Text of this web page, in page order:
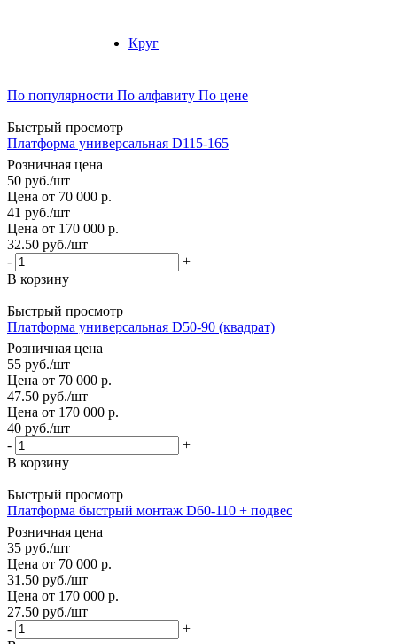
Круг
По популярности По алфавиту По цене
Быстрый просмотр
Платформа универсальная D115-165
Розничная цена
50 руб./шт
Цена от 70 000 р.
41 руб./шт
Цена от 170 000 р.
32.50 руб./шт
-
+
В корзину
Быстрый просмотр
Платформа универсальная D50-90 (квадрат)
Розничная цена
55 руб./шт
Цена от 70 000 р.
47.50 руб./шт
Цена от 170 000 р.
40 руб./шт
-
+
В корзину
Быстрый просмотр
Платформа быстрый монтаж D60-110 + подвес
Розничная цена
35 руб./шт
Цена от 70 000 р.
31.50 руб./шт
Цена от 170 000 р.
27.50 руб./шт
-
+